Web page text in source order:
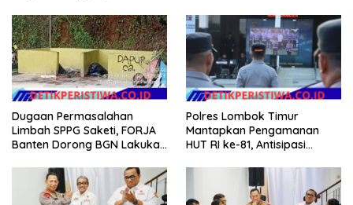
Argomulyo Belitang Jaya
Hilang 3 Bulan Bawa
Anggaran Pembangunan
NTB
Dugaan Permasalahan
Limbah SPPG Saketi, FORJA
Banten Dorong BGN Lakukan
Polres Lombok Timur
Mantapkan Pengamanan
HUT RI ke-81, Antisipasi
Agenda Kapolri